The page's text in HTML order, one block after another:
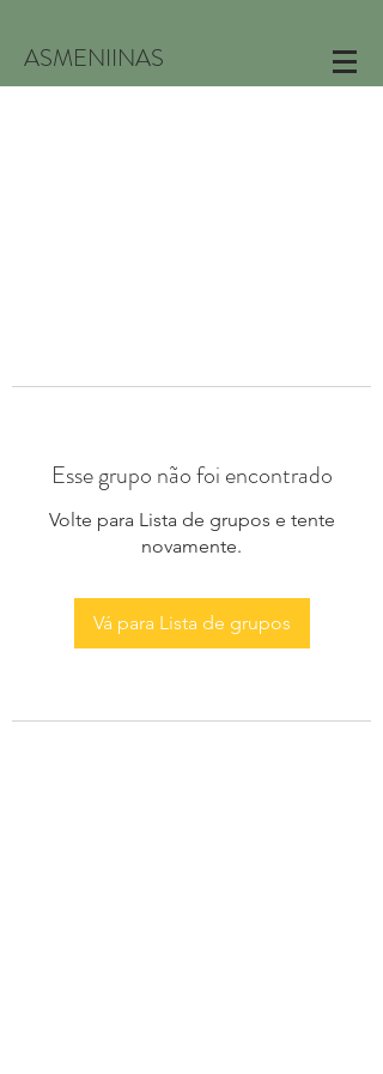
ASMENIINAS
Esse grupo não foi encontrado
Volte para Lista de grupos e tente
novamente.
Vá para Lista de grupos